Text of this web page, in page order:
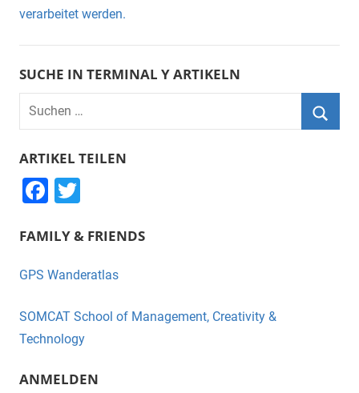
verarbeitet werden.
SUCHE IN TERMINAL Y ARTIKELN
Suchen
nach:
ARTIKEL TEILEN
F
c
e
o
o
k
tt
er
FAMILY & FRIENDS
GPS Wanderatlas
SOMCAT School of Management, Creativity &
Technology
ANMELDEN